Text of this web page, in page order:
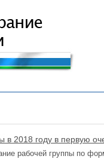
в 2018 году в первую
рабочей группы по